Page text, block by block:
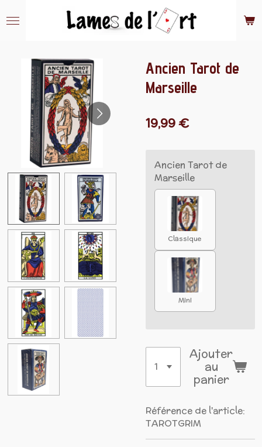
au
Ancien Tarot de
Marseille
19,99 €
Ancien Tarot de
Marseille
Classique
Mini
Ajouter
au
panier
Référence de l'article:
TAROTGRIM